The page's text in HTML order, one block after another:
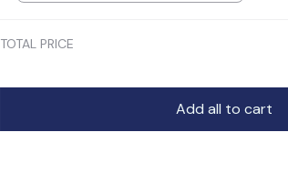
TOTAL PRICE
Add all to cart